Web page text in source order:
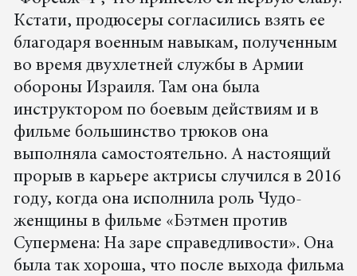
Кстати, продюсеры согласились взять ее
благодаря военным навыкам, полученным
во время двухлетней службы в Армии
обороны Израиля. Там она была
инструктором по боевым действиям и в
фильме большинство трюков она
выполняла самостоятельно. А настоящий
прорыв в карьере актрисы случился в 2016
году, когда она исполнила роль Чудо-
женщины в фильме «Бэтмен против
Супермена: На заре справедливости». Она
была так хороша, что после выхода фильма